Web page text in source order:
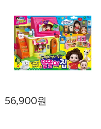
56,900원